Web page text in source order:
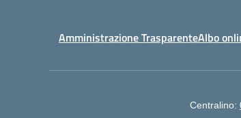
Amministrazione TrasparenteAlbo
Centralino: